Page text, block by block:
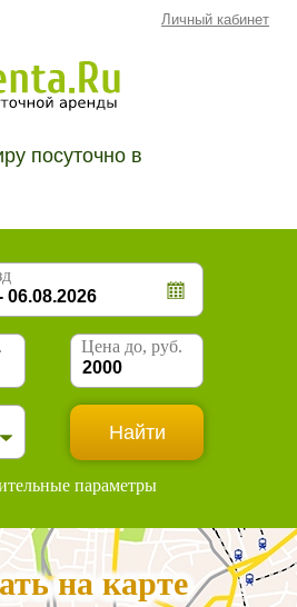
Личный кабинет
посуточно в
Цена до, руб.
параметры
на карте